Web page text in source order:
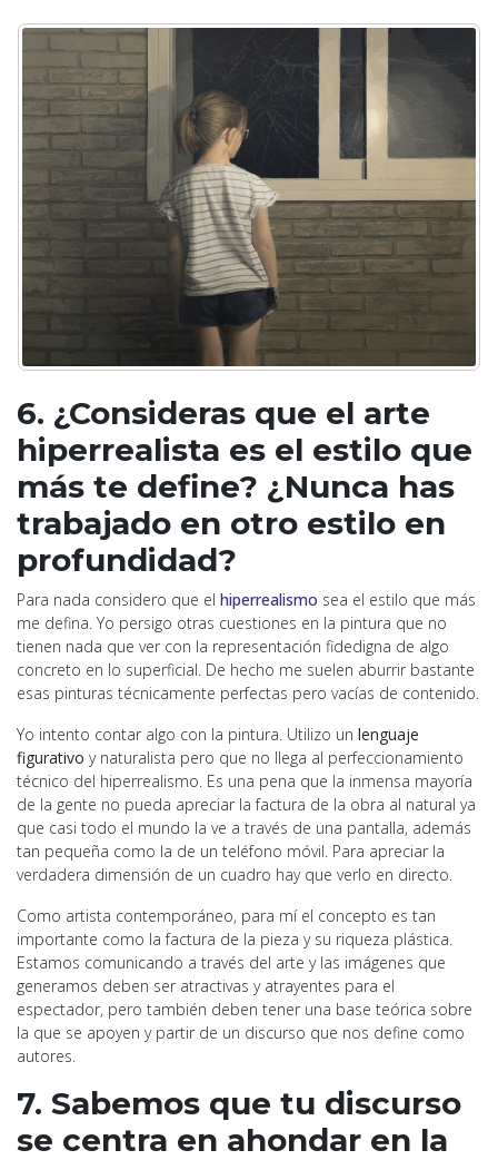
6. ¿Consideras que el arte
hiperrealista es el estilo que
más te define? ¿Nunca has
trabajado en otro estilo en
profundidad?
Para nada considero que el hiperrealismo sea el estilo que más
me defina. Yo persigo otras cuestiones en la pintura que no
tienen nada que ver con la representación fidedigna de algo
concreto en lo superficial. De hecho me suelen aburrir bastante
esas pinturas técnicamente perfectas pero vacías de contenido.
Yo intento contar algo con la pintura. Utilizo un lenguaje
figurativo y naturalista pero que no llega al perfeccionamiento
técnico del hiperrealismo. Es una pena que la inmensa mayoría
de la gente no pueda apreciar la factura de la obra al natural ya
que casi todo el mundo la ve a través de una pantalla, además
tan pequeña como la de un teléfono móvil. Para apreciar la
verdadera dimensión de un cuadro hay que verlo en directo.
Como artista contemporáneo, para mí el concepto es tan
importante como la factura de la pieza y su riqueza plástica.
Estamos comunicando a través del arte y las imágenes que
generamos deben ser atractivas y atrayentes para el
espectador, pero también deben tener una base teórica sobre
la que se apoyen y partir de un discurso que nos define como
autores.
7. Sabemos que tu discurso
se centra en ahondar en la